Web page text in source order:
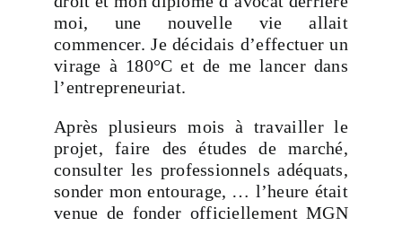
moi, une nouvelle vie allait
commencer. Je décidais d’effectuer un
virage à 180°C et de me lancer dans
l’entrepreneuriat.
Après plusieurs mois à travailler le
projet, faire des études de marché,
consulter les professionnels adéquats,
sonder mon entourage, … l’heure était
venue de fonder officiellement MGN